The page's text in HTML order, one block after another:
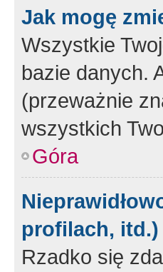
Jak mogę
Wszystkie
bazie danych.
(przeważnie
wszystkich
Góra
profilach, itd.)
Rzadko się